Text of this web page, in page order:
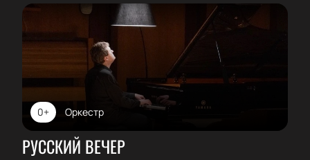
Оркестр
0+
РУССКИЙ ВЕЧЕР